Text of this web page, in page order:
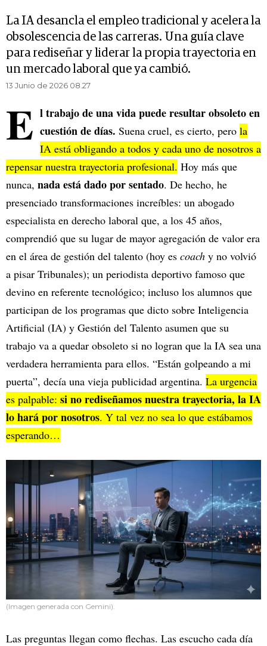
La IA desancla el empleo tradicional y acelera la
obsolescencia de las carreras. Una guía clave
para rediseñar y liderar la propia trayectoria en
un mercado laboral que ya cambió.
13 Junio de 2026 08.27
E l trabajo de una vida puede resultar obsoleto en
cuestión de días. Suena cruel, es cierto, pero la
IA está obligando a todos y cada uno de nosotros a
repensar nuestra trayectoria profesional. Hoy más que
nunca, nada está dado por sentado. De hecho, he
presenciado transformaciones increíbles: un abogado
especialista en derecho laboral que, a los 45 años,
comprendió que su lugar de mayor agregación de valor era
en el área de gestión del talento (hoy es coach y no volvió
a pisar Tribunales); un periodista deportivo famoso que
devino en referente tecnológico; incluso los alumnos que
participan de los programas que dicto sobre Inteligencia
Artificial (IA) y Gestión del Talento asumen que su
trabajo va a quedar obsoleto si no logran que la IA sea una
verdadera herramienta para ellos. “Están golpeando a mi
puerta”, decía una vieja publicidad argentina. La urgencia
es palpable: si no rediseñamos nuestra trayectoria, la IA
lo hará por nosotros. Y tal vez no sea lo que estábamos
esperando…
(Imagen generada con Gemini).
Las preguntas llegan como flechas. Las escucho cada día